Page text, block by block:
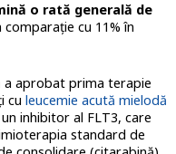
o rată generală de
comparaţie cu 11% în
a aprobat prima terapie
cu leucemie acută mielodă
inhibitor al FLT3, care
standard de